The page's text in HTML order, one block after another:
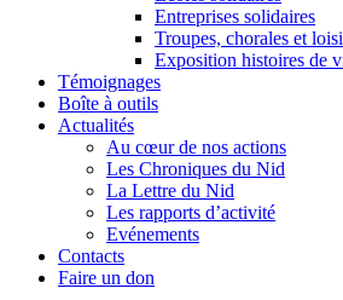
Entreprises solidaires
Troupes, chorales et
Exposition histoires de
Témoignages
Boîte à outils
Actualités
Au cœur de nos actions
Les Chroniques du Nid
La Lettre du Nid
Les rapports d’activité
Evénements
Contacts
Faire un don